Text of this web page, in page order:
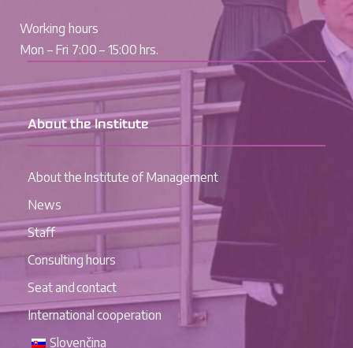
Working hours
Mon – Fri 7:00 – 15:00 hrs.
About the Institute
About the Institute of Management
News
Staff
Consulting hours
Seat and contact
International cooperation
Slovenčina